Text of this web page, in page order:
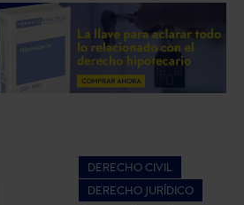
DERECHO CIVIL
DERECHO JURÍDICO